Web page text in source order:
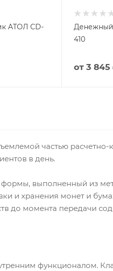
АТОЛ CD-
410
от 3 845
частью
в день.
выполненный из
и хранения монет и
до момента передачи
функционалом.